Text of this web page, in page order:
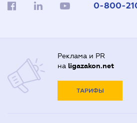
0-800-
Реклама и PR
на ligazakon.net
ТАРИФЫ